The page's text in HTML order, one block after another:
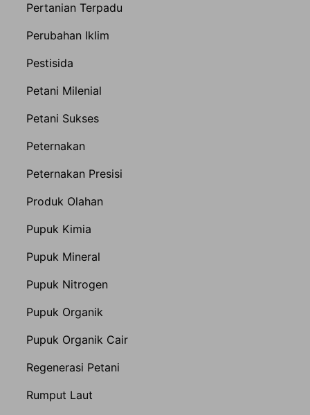
Pertanian Terpadu
Perubahan Iklim
Pestisida
Petani Milenial
Petani Sukses
Peternakan
Peternakan Presisi
Produk Olahan
Pupuk Kimia
Pupuk Mineral
Pupuk Nitrogen
Pupuk Organik
Pupuk Organik Cair
Regenerasi Petani
Rumput Laut